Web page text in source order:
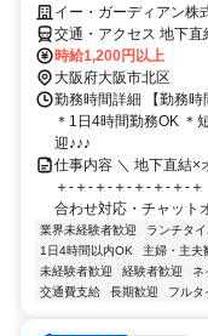
イー・ガーディアン
交通・アクセス 地下
駅」より徒歩5分
時給1,200円以上
大阪府大阪市北区
勤務時間詳細 【勤務
＊1日4時間勤務OK ＊
迎♪♪♪
仕事内容 ＼ 地下直結×
＋-＋-＋-＋-＋-＋-＋-
合わせ対応・チャッ
業界未経験者歓迎 ランチタイ
1日4時間以内OK
主婦・主夫
未経験者歓迎
経験者歓迎 ネ
交通費支給
長期歓迎 フルタ